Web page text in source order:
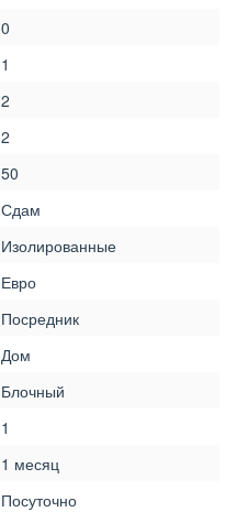
0
1
2
2
50
Сдам
Изолированные
Евро
Посредник
Дом
Блочный
1
1 месяц
Посуточно